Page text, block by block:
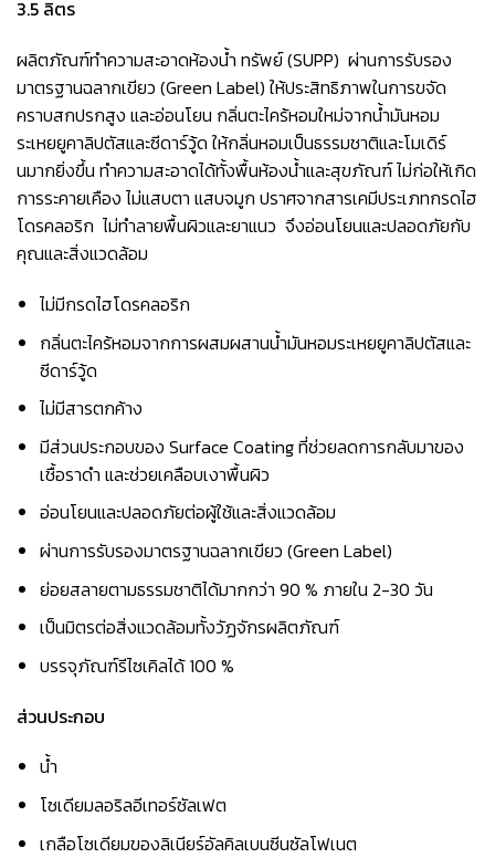
3.5 ลิตร
ผลิตภัณฑ์ทำความสะอาดห้องน้ำ ทรัพย์ (SUPP) ผ่านการรับรอง
มาตรฐานฉลากเขียว (Green Label) ให้ประสิทธิภาพในการขจัด
คราบสกปรกสูง และอ่อนโยน กลิ่นตะไคร้หอมใหม่จากน้ำมันหอม
ระเหยยูคาลิปตัสและซีดาร์วู้ด ให้กลิ่นหอมเป็นธรรมชาติและโมเดิร์
นมากยิ่งขึ้น ทำความสะอาดได้ทั้งพื้นห้องน้ำและสุขภัณฑ์ ไม่ก่อให้เกิด
การระคายเคือง ไม่แสบตา แสบจมูก ปราศจากสารเคมีประเภทกรดไฮ
โดรคลอริก ไม่ทำลายพื้นผิวและยาแนว จึงอ่อนโยนและปลอดภัยกับ
คุณและสิ่งแวดล้อม
ไม่มีกรดไฮโดรคลอริก
กลิ่นตะไคร้หอมจากการผสมผสานน้ำมันหอมระเหยยูคาลิปตัสและ
ซีดาร์วู้ด
ไม่มีสารตกค้าง
มีส่วนประกอบของ Surface Coating ที่ช่วยลดการกลับมาของ
เชื้อราดำ และช่วยเคลือบเงาพื้นผิว
อ่อนโยนและปลอดภัยต่อผู้ใช้และสิ่งแวดล้อม
ผ่านการรับรองมาตรฐานฉลากเขียว (Green Label)
ย่อยสลายตามธรรมชาติได้มากกว่า 90 % ภายใน 2-30 วัน
เป็นมิตรต่อสิ่งแวดล้อมทั้งวัฏจักรผลิตภัณฑ์
บรรจุภัณฑ์รีไซเคิลได้ 100 %
ส่วนประกอบ
น้ำ
โซเดียมลอริลอีเทอร์ซัลเฟต
เกลือโซเดียมของลิเนียร์อัลคิลเบนซีนซัลโฟเนต